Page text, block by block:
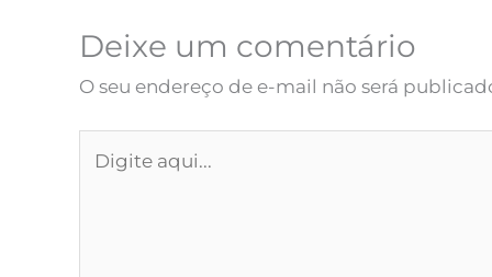
Deixe um comentário
O seu endereço de e-mail não será
aqui...